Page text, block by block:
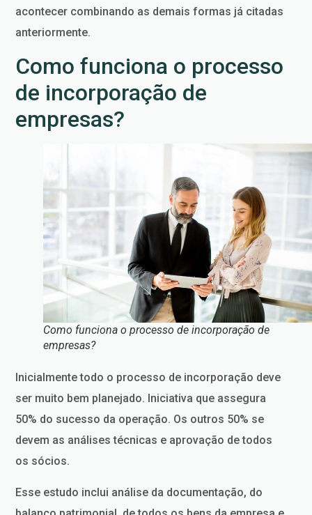
acontecer combinando as demais formas já citadas
anteriormente.
Como funciona o processo
de incorporação de
empresas?
Como funciona o processo de incorporação de
empresas?
Inicialmente todo o processo de incorporação deve
ser muito bem planejado. Iniciativa que assegura
50% do sucesso da operação. Os outros 50% se
devem as análises técnicas e aprovação de todos
os sócios.
Esse estudo inclui análise da documentação, do